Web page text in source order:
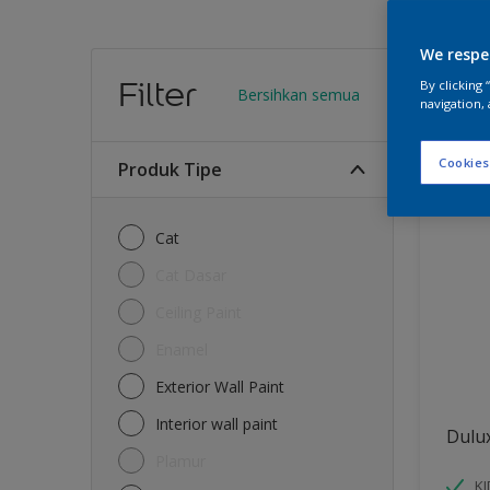
Filter Bersihkan semua
Produk Tipe
Cat
Exterior Wall Paint
Interior wall paint
We
By clicking
navigation,